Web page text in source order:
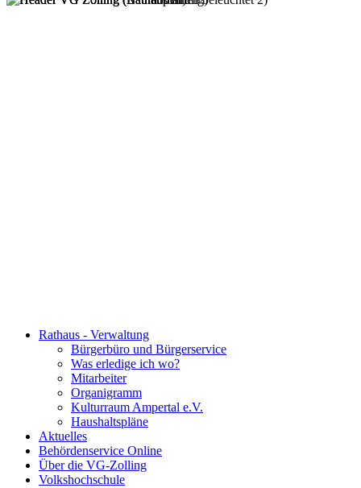
Rathaus - Verwaltung
Bürgerbüro und Bürgerservice
Was erledige ich wo?
Mitarbeiter
Organigramm
Kulturraum Ampertal e.V.
Haushaltspläne
Aktuelles
Behördenservice Online
Über die VG-Zolling
Volkshochschule